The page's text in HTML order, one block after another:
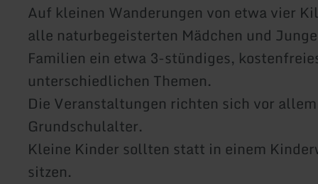
Auf kleinen Wanderungen von etwa vier
alle naturbegeisterten Mädchen und
Familien ein etwa 3-stündiges,
unterschiedlichen Themen.
Die Veranstaltungen richten sich vor
Grundschulalter.
Kleine Kinder sollten statt in einem
sitzen.